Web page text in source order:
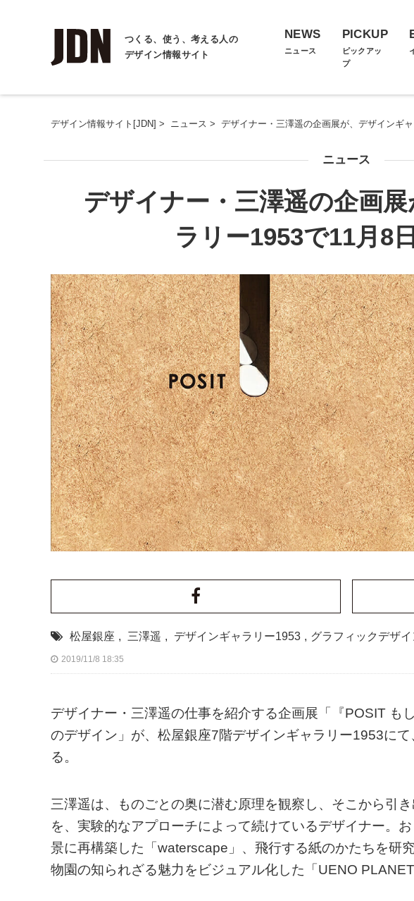
つくる、使う、考える人の
デザイン情報サイト
NEWS
ニュース
PICKUP
ピックアッ
プ
デザイン情報サイト[JDN] > ニュース > デザイナー・三澤遥の企画展が、デザインギ
ニュース
デザイナー・三澤遥の企画
ラリー1953で11月8
松屋銀座 , 三澤遥 , デザインギャラリー1953 , グラフィックデザイ
2019/11/8 18:35
デザイナー・三澤遥の仕事を紹介する企画展「『POSIT も
のデザイン」が、松屋銀座7階デザインギャラリー1953に
る。
三澤遥は、ものごとの奥に潜む原理を観察し、そこから引
を、実験的なアプローチによって続けているデザイナー。
景に再構築した「waterscape」、飛行する紙のかたちを研
物園の知られざる魅力をビジュアル化した「UENO PLANET